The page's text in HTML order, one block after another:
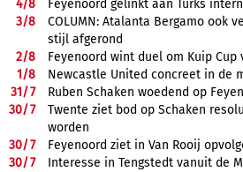
4/8
Feyenoord gelinkt aan Turks
3/8
COLUMN: Atalanta Bergamo ook
stijl afgerond
2/8
Feyenoord wint duel om Kuip Cup
1/8
Newcastle United concreet in de
31/7
Ruben Schaken woedend op
30/7
Twente ziet bod op Schaken
worden
30/7
Feyenoord ziet in Van Rooij
30/7
Interesse in Tengstedt vanuit de